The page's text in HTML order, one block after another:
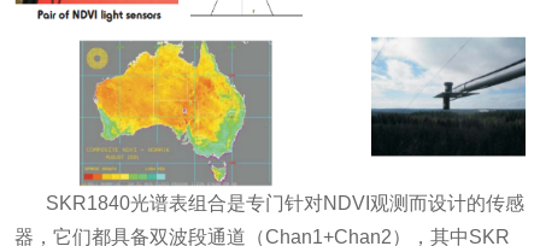
SKR1840光谱表组合是专门针对NDVI观测而设计的传感
器，它们都具备双波段通道（Chan1+Chan2），其中SKR